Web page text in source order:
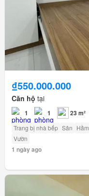
₫550.000.000
Căn hộ tại
1 1 23 m²
Trang bị nhà bếp Sân Hầm
Vườn
1 ngày ago